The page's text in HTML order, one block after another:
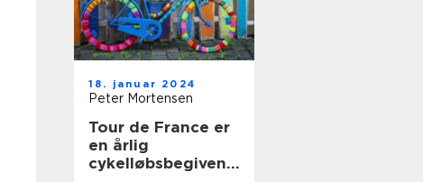
18. januar 2024
Peter Mortensen
Tour de France er
en årlig
cykelløbsbegivenh